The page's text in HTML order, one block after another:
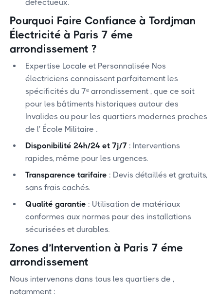
défectueux.
Pourquoi Faire Confiance à Tordjman
Électricité à Paris 7 éme
arrondissement ?
Expertise Locale et Personnalisée Nos
électriciens connaissent parfaitement les
spécificités du 7ᵉ arrondissement , que ce soit
pour les bâtiments historiques autour des
Invalides ou pour les quartiers modernes proches
de l' École Militaire .
Disponibilité 24h/24 et 7j/7 : Interventions
rapides, même pour les urgences.
Transparence tarifaire : Devis détaillés et gratuits,
sans frais cachés.
Qualité garantie : Utilisation de matériaux
conformes aux normes pour des installations
sécurisées et durables.
Zones d’Intervention à Paris 7 éme
arrondissement
Nous intervenons dans tous les quartiers de ,
notamment :